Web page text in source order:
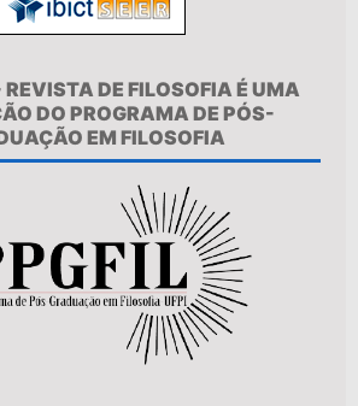
DE FILOSOFIA É UMA
DO PROGRAMA DE PÓS-
EM FILOSOFIA